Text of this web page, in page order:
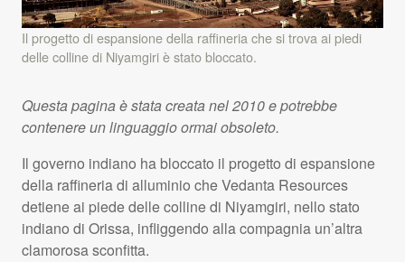
Il progetto di espansione della raffineria che si trova ai piedi
delle colline di Niyamgiri è stato bloccato.
Questa pagina è stata creata nel 2010 e potrebbe
contenere un linguaggio ormai obsoleto.
Il governo indiano ha bloccato il progetto di espansione
della raffineria di alluminio che Vedanta Resources
detiene ai piede delle colline di Niyamgiri, nello stato
indiano di Orissa, infliggendo alla compagnia un’altra
clamorosa sconfitta.